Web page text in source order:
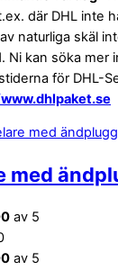
där DHL inte
naturliga skäl
Ni kan söka mer
för DHL-
med
av 5
av 5